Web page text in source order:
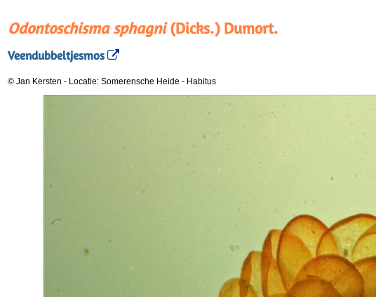
Odontoschisma sphagni(Dicks.) Dumort.
Veendubbeltjesmos
© Jan Kersten - Locatie: Somerensche Heide - Habitus